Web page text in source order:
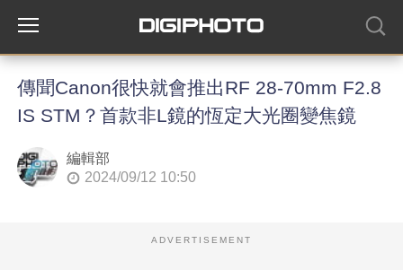
傳聞Canon很快就會推出RF 28-70mm F2.8
IS STM？首款非L鏡的恆定大光圈變焦鏡
編輯部
2024/09/12 10:50
ADVERTISEMENT